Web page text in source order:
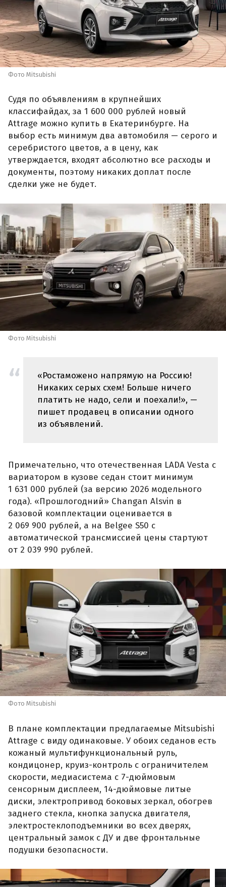
Фото Mitsubishi
Судя по объявлениям в крупнейших
классифайдах, за 1 600 000 рублей новый
Attrage можно купить в Екатеринбурге. На
выбор есть минимум два автомобиля — серого и
серебристого цветов, а в цену, как
утверждается, входят абсолютно все расходы и
документы, поэтому никаких доплат после
сделки уже не будет.
Фото Mitsubishi
«Ростаможено напрямую на Россию!
Никаких серых схем! Больше ничего
платить не надо, сели и поехали!», —
пишет продавец в описании одного
из объявлений.
Примечательно, что отечественная LADA Vesta с
вариатором в кузове седан стоит минимум
1 631 000 рублей (за версию 2026 модельного
года). «Прошлогодний» Changan Alsvin в
базовой комплектации оценивается в
2 069 900 рублей, а на Belgee S50 с
автоматической трансмиссией цены стартуют
от 2 039 990 рублей.
Фото Mitsubishi
В плане комплектации предлагаемые Mitsubishi
Attrage с виду одинаковые. У обоих седанов есть
кожаный мультифункциональный руль,
кондицонер, круиз-контроль с ограничителем
скорости, медиасистема с 7-дюймовым
сенсорным дисплеем, 14-дюймовые литые
диски, электропривод боковых зеркал, обогрев
заднего стекла, кнопка запуска двигателя,
электростеклоподъемники во всех дверях,
центральный замок с ДУ и две фронтальные
подушки безопасности.